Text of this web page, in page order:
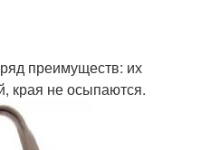
преимуществ: их
края не осыпаются.